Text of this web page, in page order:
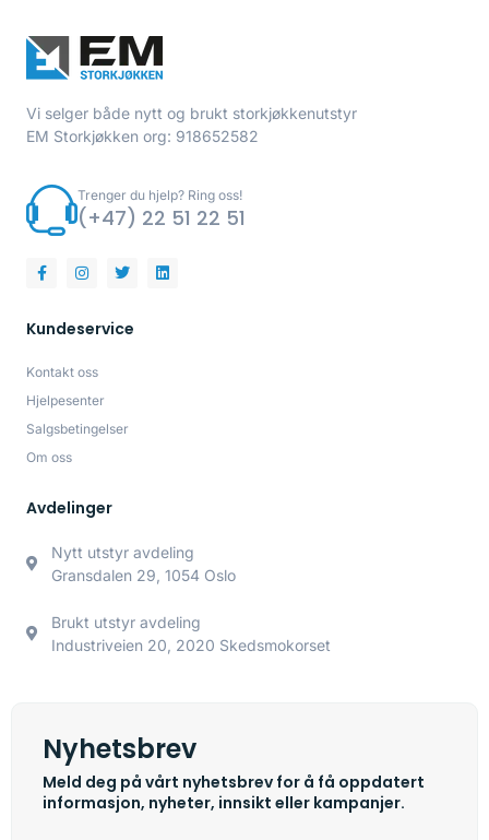
Vi selger både nytt og brukt storkjøkkenutstyr
EM Storkjøkken org: 918652582
Trenger du hjelp? Ring oss!
(+47) 22 51 22 51
Kundeservice
Kontakt oss
Hjelpesenter
Salgsbetingelser
Om oss
Avdelinger
Nytt utstyr avdeling
Gransdalen 29, 1054 Oslo
Brukt utstyr avdeling
Industriveien 20, 2020 Skedsmokorset
Nyhetsbrev
Meld deg på vårt nyhetsbrev for å få oppdatert
informasjon, nyheter, innsikt eller kampanjer.